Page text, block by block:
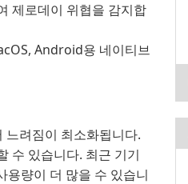
제로데이 위협을 감지합
Android용 네이티브
려짐이 최소화됩니다.
수 있습니다. 최근 기기
용량이 더 많을 수 있습니